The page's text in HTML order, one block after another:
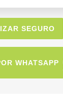
SEGURO
WHATSAPP